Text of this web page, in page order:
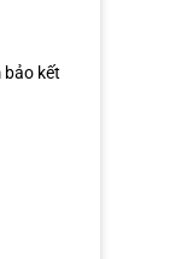
bảo kết